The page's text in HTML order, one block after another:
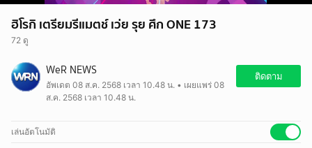
ฮิโรกิ เตรียมรีแมตช์ เว่ย รุย ศึก ONE 173
72 ดู
WeR NEWS
อัพเดต 08 ส.ค. 2568 เวลา 10.48 น. • เผยแพร่ 08
ส.ค. 2568 เวลา 10.48 น.
ติดตาม
เล่นอัตโนมัติ